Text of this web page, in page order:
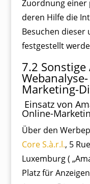
Zuordnung einer
deren Hilfe die
Besuchen dieser
festgestellt
7.2
Marketing-
Einsatz von
Online-
Über den
Core S.à.r.l., 5
Luxemburg (
Platz für